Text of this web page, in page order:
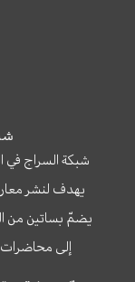
شبكة السراج في
يهدف لنشر
يضمّ بساتين من
إلى